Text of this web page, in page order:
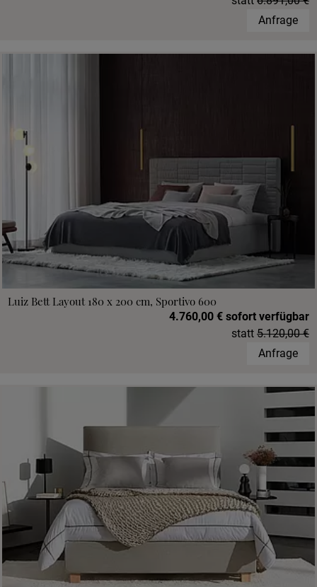
Anfrage
Luiz Bett Layout 180 x 200 cm, Sportivo 600
4.760,00 € sofort verfügbar
statt 5.120,00 €
Anfrage